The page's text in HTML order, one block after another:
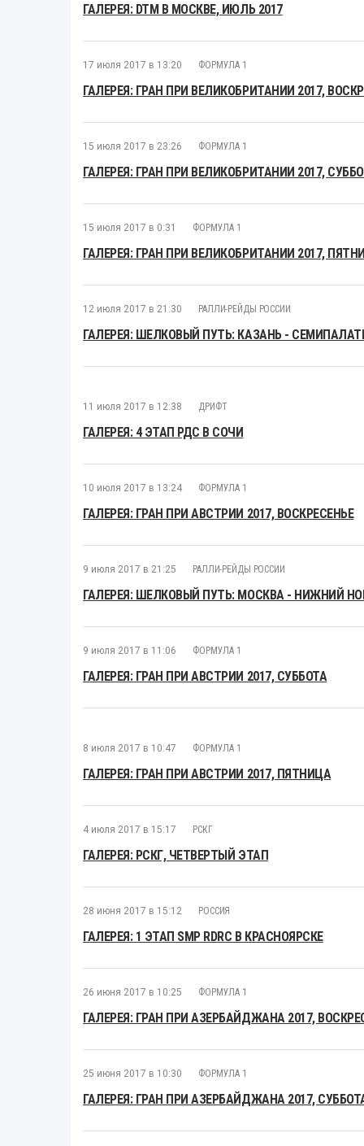
ГАЛЕРЕЯ: DTM В МОСКВЕ, ИЮЛЬ 2017
17 июля 2017 в 13:20 ФОРМУЛА 1
ГАЛЕРЕЯ: ГРАН ПРИ ВЕЛИКОБРИТАНИИ 2017,
15 июля 2017 в 23:26 ФОРМУЛА 1
ГАЛЕРЕЯ: ГРАН ПРИ ВЕЛИКОБРИТАНИИ 2017,
15 июля 2017 в 0:31 ФОРМУЛА 1
ГАЛЕРЕЯ: ГРАН ПРИ ВЕЛИКОБРИТАНИИ 2017,
12 июля 2017 в 21:30 РАЛЛИ-РЕЙДЫ РОССИИ
ГАЛЕРЕЯ: ШЕЛКОВЫЙ ПУТЬ: КАЗАНЬ -
11 июля 2017 в 12:38 ДРИФТ
ГАЛЕРЕЯ: 4 ЭТАП РДС В СОЧИ
10 июля 2017 в 13:24 ФОРМУЛА 1
ГАЛЕРЕЯ: ГРАН ПРИ АВСТРИИ 2017, ВОСКРЕСЕНЬЕ
9 июля 2017 в 21:25 РАЛЛИ-РЕЙДЫ РОССИИ
ГАЛЕРЕЯ: ШЕЛКОВЫЙ ПУТЬ: МОСКВА - НИЖНИЙ
9 июля 2017 в 11:06 ФОРМУЛА 1
ГАЛЕРЕЯ: ГРАН ПРИ АВСТРИИ 2017, СУББОТА
8 июля 2017 в 10:47 ФОРМУЛА 1
ГАЛЕРЕЯ: ГРАН ПРИ АВСТРИИ 2017, ПЯТНИЦА
4 июля 2017 в 15:17 РСКГ
ГАЛЕРЕЯ: РСКГ, ЧЕТВЕРТЫЙ ЭТАП
28 июня 2017 в 15:12 РОССИЯ
ГАЛЕРЕЯ: 1 ЭТАП SMP RDRC В КРАСНОЯРСКЕ
26 июня 2017 в 10:25 ФОРМУЛА 1
ГАЛЕРЕЯ: ГРАН ПРИ АЗЕРБАЙДЖАНА 2017,
25 июня 2017 в 10:30 ФОРМУЛА 1
ГАЛЕРЕЯ: ГРАН ПРИ АЗЕРБАЙДЖАНА 2017,